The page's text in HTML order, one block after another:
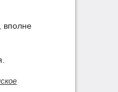
вполне